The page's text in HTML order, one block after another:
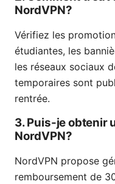
NordVPN?
Vérifiez les
étudiantes, les
les réseaux sociaux
temporaires sont
rentrée.
3. Puis-je obtenir
NordVPN?
NordVPN propose
remboursement de